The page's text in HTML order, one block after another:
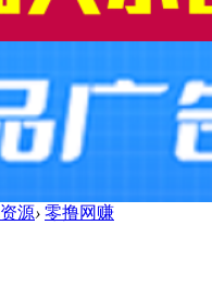
源› 零撸网赚